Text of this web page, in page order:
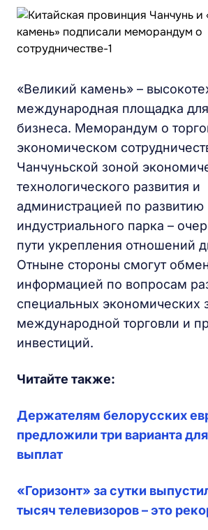
«Великий камень» –
международная площадка
бизнеса. Меморандум о
экономическом
Чанчуньской зоной
технологического развития и
администрацией по развитию
индустриального парка –
пути укрепления отношений
Отныне стороны смогут
информацией по вопросам
специальных экономических
международной торговли и
инвестиций.
Читайте также:
Держателям белорусских
предложили три варианта
выплат
«Горизонт» за сутки
тысяч телевизоров – это